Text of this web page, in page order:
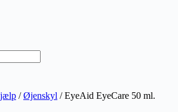
/Øjenskyl / EyeAid EyeCare 50 ml.